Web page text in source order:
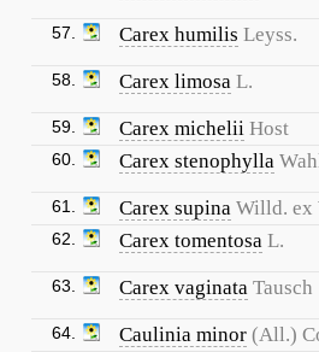
57. Carex humilis Leyss.
58. Carex limosa L.
59. Carex michelii Host
60. Carex stenophylla
61. Carex supina Willd. ex
62. Carex tomentosa L.
63. Carex vaginata Tausch
64. Caulinia minor (All.)